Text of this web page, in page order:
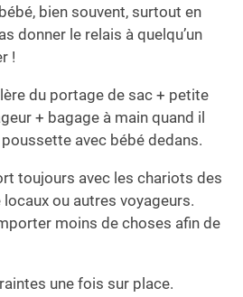
bien souvent, surtout en
donner le relais à quelqu’un
!
du portage de sac + petite
+ bagage à main quand il
avec bébé dedans.
toujours avec les chariots des
ou autres voyageurs.
moins de choses afin de
une fois sur place.